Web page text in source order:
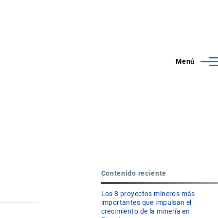
Menú
Contenido reciente
Los 8 proyectos mineros más
importantes que impulsan el
crecimiento de la minería en